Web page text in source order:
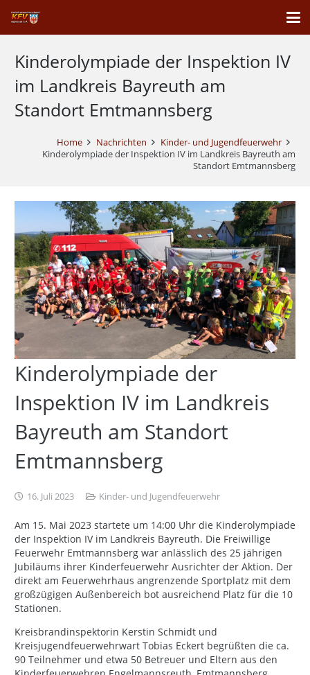
Kinderolympiade der Inspektion IV
im Landkreis Bayreuth am
Standort Emtmannsberg
Home Nachrichten
Kinder- und Jugendfeuerwehr
Kinderolympiade der Inspektion IV im Landkreis Bayreuth am
Standort Emtmannsberg
Kinderolympiade der
Inspektion IV im Landkreis
Bayreuth am Standort
Emtmannsberg
16. Juli 2023 Kinder- und Jugendfeuerwehr
Am 15. Mai 2023 startete um 14:00 Uhr die Kinderolympiade
der Inspektion IV im Landkreis Bayreuth. Die Freiwillige
Feuerwehr Emtmannsberg war anlässlich des 25 jährigen
Jubiläums ihrer Kinderfeuerwehr Ausrichter der Aktion. Der
direkt am Feuerwehrhaus angrenzende Sportplatz mit dem
großzügigen Außenbereich bot ausreichend Platz für die 10
Stationen.
Kreisbrandinspektorin Kerstin Schmidt und
Kreisjugendfeuerwehrwart Tobias Eckert begrüßten die ca.
90 Teilnehmer und etwa 50 Betreuer und Eltern aus den